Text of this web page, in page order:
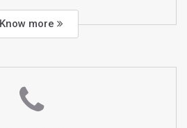
Know more